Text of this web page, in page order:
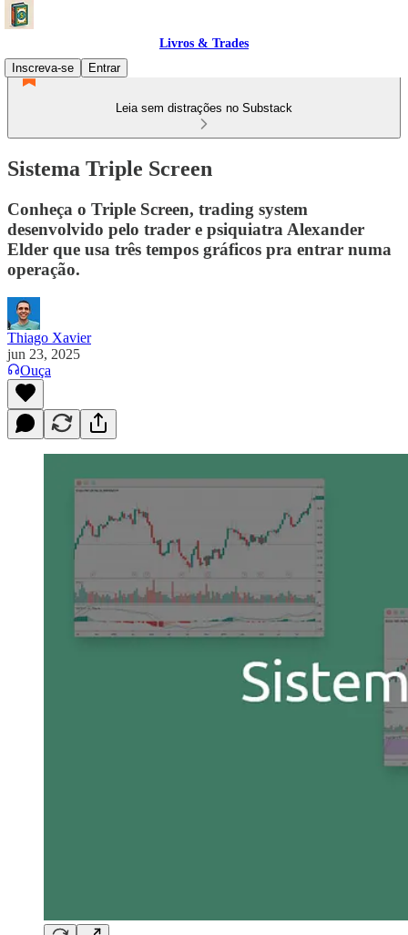
Livros & Trades
Inscreva-se
Entrar
Leia sem distrações no Substack
Sistema Triple Screen
Conheça o Triple Screen, trading system
desenvolvido pelo trader e psiquiatra Alexander
Elder que usa três tempos gráficos pra entrar numa
operação.
Thiago Xavier
jun 23, 2025
Ouça